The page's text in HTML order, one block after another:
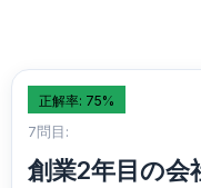
正解率: 75%
7問目:
創業2年目の会